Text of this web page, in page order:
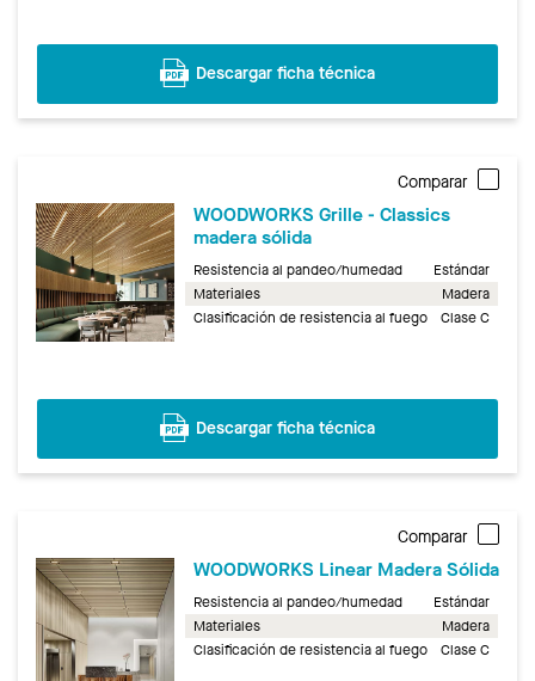
Descargar ficha técnica
Comparar
WOODWORKS Grille - Classics
madera sólida
Resistencia al pandeo/humedad
Estándar
Materiales
Madera
Clasificación de resistencia al fuego
Clase C
Descargar ficha técnica
Comparar
WOODWORKS Linear Madera Sólida
Resistencia al pandeo/humedad
Estándar
Materiales
Madera
Clasificación de resistencia al fuego
Clase C